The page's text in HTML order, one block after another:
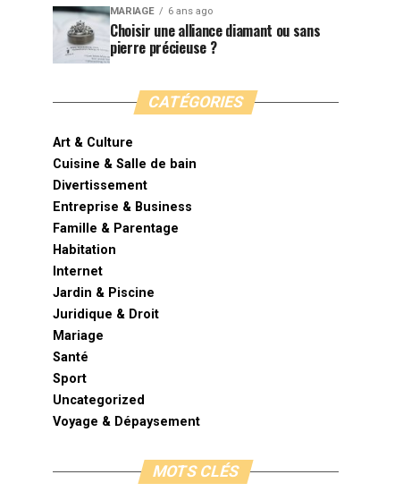
MARIAGE 6 ans ago
Choisir une alliance diamant ou sans
pierre précieuse ?
CATÉGORIES
Art & Culture
Cuisine & Salle de bain
Divertissement
Entreprise & Business
Famille & Parentage
Habitation
Internet
Jardin & Piscine
Juridique & Droit
Mariage
Santé
Sport
Uncategorized
Voyage & Dépaysement
MOTS CLÉS